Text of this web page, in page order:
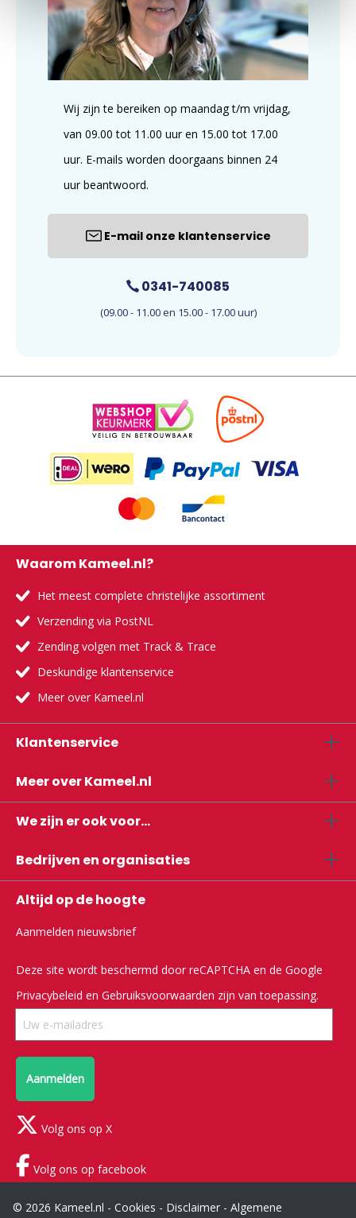
Wij zijn te bereiken op maandag t/m vrijdag,
van 09.00 tot 11.00 uur en 15.00 tot 17.00
uur. E-mails worden doorgaans binnen 24
uur beantwoord.
E-mail onze klantenservice
0341-740085
(09.00 - 11.00 en 15.00 - 17.00 uur)
Waarom Kameel.nl?
Het meest complete christelijke assortiment
Verzending via PostNL
Zending volgen met Track & Trace
Deskundige klantenservice
Meer over Kameel.nl
Klantenservice
Meer over Kameel.nl
We zijn er ook voor...
Bedrijven en organisaties
Altijd op de hoogte
Aanmelden nieuwsbrief
Deze site wordt beschermd door reCAPTCHA en de Google
Privacybeleid en Gebruiksvoorwaarden zijn van toepassing.
Aanmelden
Volg ons op X
Volg ons op facebook
© 2026 Kameel.nl - Cookies - Disclaimer - Algemene